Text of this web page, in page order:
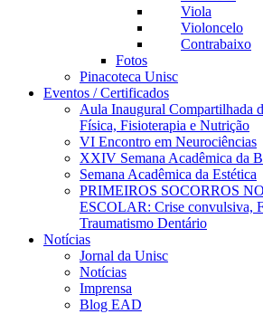
Viola
Violoncelo
Contrabaixo
Fotos
Pinacoteca Unisc
Eventos / Certificados
Aula Inaugural Compartilhada
Física, Fisioterapia e Nutrição
VI Encontro em Neurociências
XXIV Semana Acadêmica da
Semana Acadêmica da Estética
PRIMEIROS SOCORROS
ESCOLAR: Crise convulsiva,
Traumatismo Dentário
Notícias
Jornal da Unisc
Notícias
Imprensa
Blog EAD